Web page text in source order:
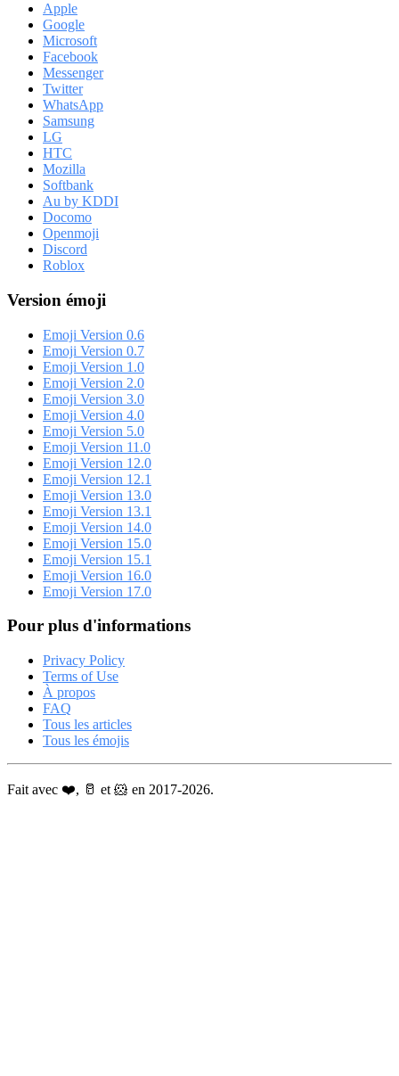
Apple
Google
Microsoft
Facebook
Messenger
Twitter
WhatsApp
Samsung
LG
HTC
Mozilla
Softbank
Au by KDDI
Docomo
Openmoji
Discord
Roblox
Version émoji
Emoji Version 0.6
Emoji Version 0.7
Emoji Version 1.0
Emoji Version 2.0
Emoji Version 3.0
Emoji Version 4.0
Emoji Version 5.0
Emoji Version 11.0
Emoji Version 12.0
Emoji Version 12.1
Emoji Version 13.0
Emoji Version 13.1
Emoji Version 14.0
Emoji Version 15.0
Emoji Version 15.1
Emoji Version 16.0
Emoji Version 17.0
Pour plus d'informations
Privacy Policy
Terms of Use
À propos
FAQ
Tous les articles
Tous les émojis
Fait avec ❤️, 🥛 et 🐹 en 2017-2026.